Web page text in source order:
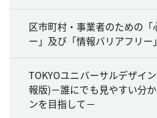
区市町村・事業者のための「
ー」及び「情報バリアフリー
TOKYOユニバーサルデザイ
報版)－誰にでも見やすい分
ンを目指して－